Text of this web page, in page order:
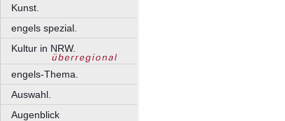
Kunst.
engels spezial.
Kultur in NRW.
engels-Thema.
Auswahl.
Augenblick